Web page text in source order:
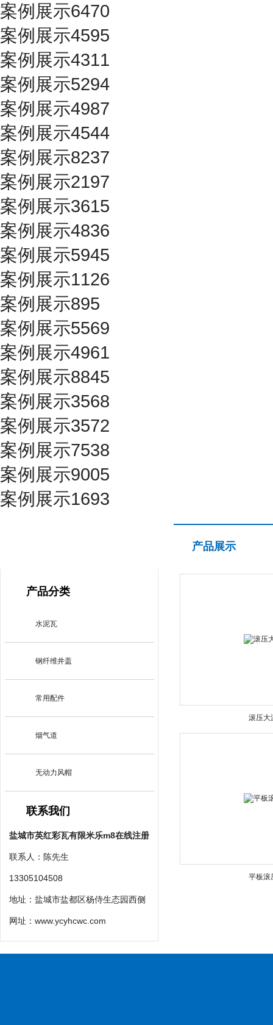
案例展示6470
案例展示4595
案例展示4311
案例展示5294
案例展示4987
案例展示4544
案例展示8237
案例展示2197
案例展示3615
案例展示4836
案例展示5945
案例展示1126
案例展示895
案例展示5569
案例展示4961
案例展示8845
案例展示3568
案例展示3572
案例展示7538
案例展示9005
案例展示1693
产品分类
水泥瓦
钢纤维井盖
常用配件
烟气道
无动力风帽
联系我们
盐城市英红彩瓦有限米乐m8在线注册
联系人：陈先生
13305104508
地址：盐城市盐都区杨侍生态园西侧
网址： www.ycyhcwc.com
产品展示
滚压大
平板滚